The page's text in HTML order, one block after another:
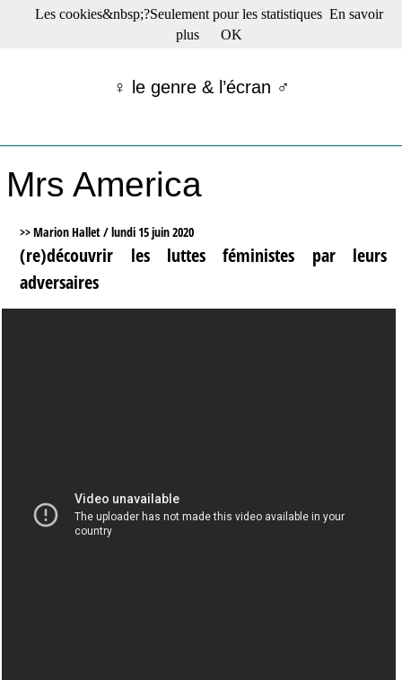
☰ Menu
Films récents
Tribunes
Actu : "La Nouvelle Vague"
S’abonner à la Lettre !
♀ le genre & l’écran ♂
Mrs America
>> Marion Hallet /lundi 15 juin 2020
(re)découvrir les luttes féministes par leurs
adversaires
Les cookies&nbsp;?Seulement pour les statistiques En savoir
plus
OK